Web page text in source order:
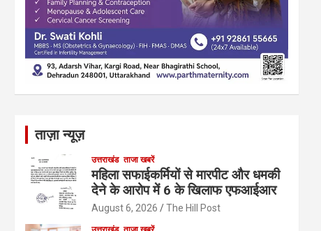
ताज़ा न्यूज़
उत्तराखंड ताजा खबरें
महिला सफाईकर्मियों से मारपीट और धमकी
देने के आरोप में 6 के खिलाफ एफआईआर
August 6, 2026 The Hill Post